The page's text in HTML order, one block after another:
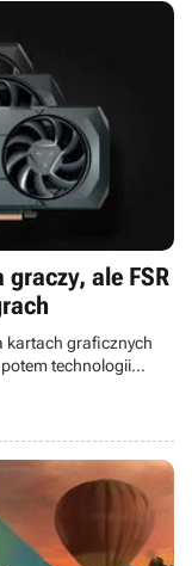
ale FSR
kartach graficznych
technologii